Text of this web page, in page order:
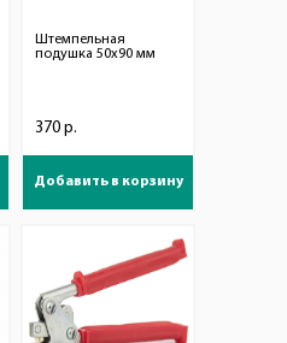
Штемпельная
подушка 50х90 мм
370 р.
Добавить в корзину